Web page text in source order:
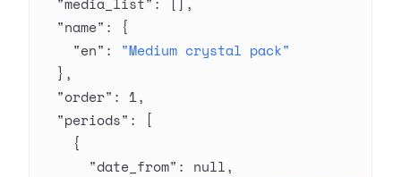
  "name"
: {
    "en"
: "Medium crystal pack"
  },
  "order"
: 1,
  "periods"
: [
    {
      "date_from"
: null,